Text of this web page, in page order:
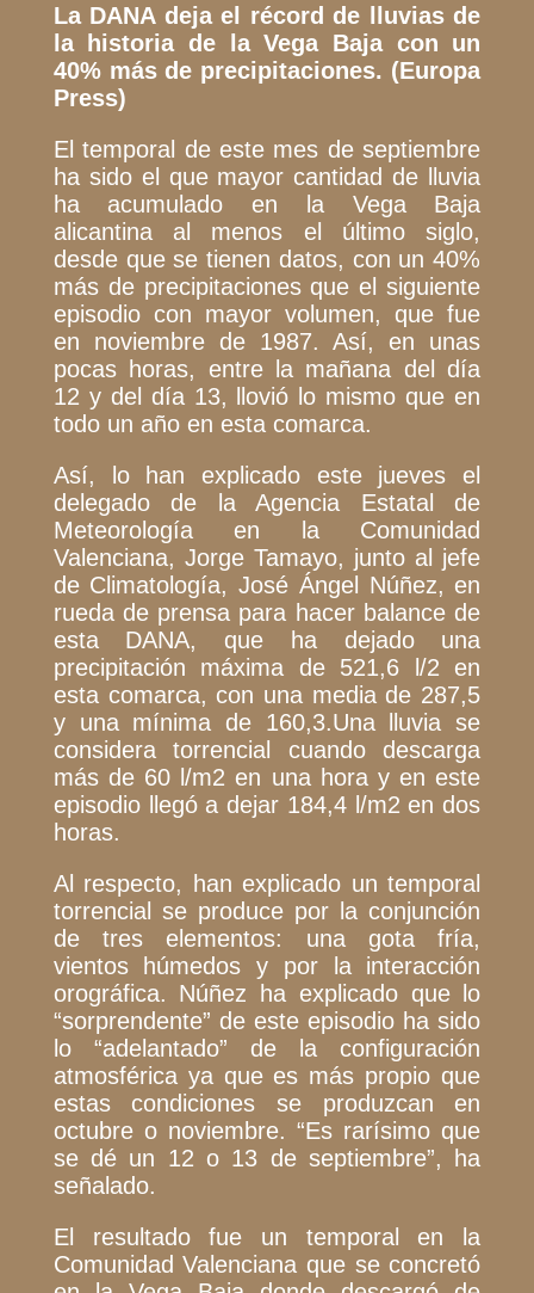
La DANA deja el récord de lluvias de
la historia de la Vega Baja con un
40% más de precipitaciones. (Europa
Press)
El temporal de este mes de septiembre
ha sido el que mayor cantidad de lluvia
ha acumulado en la Vega Baja
alicantina al menos el último siglo,
desde que se tienen datos, con un 40%
más de precipitaciones que el siguiente
episodio con mayor volumen, que fue
en noviembre de 1987. Así, en unas
pocas horas, entre la mañana del día
12 y del día 13, llovió lo mismo que en
todo un año en esta comarca.
Así, lo han explicado este jueves el
delegado de la Agencia Estatal de
Meteorología en la Comunidad
Valenciana, Jorge Tamayo, junto al jefe
de Climatología, José Ángel Núñez, en
rueda de prensa para hacer balance de
esta DANA, que ha dejado una
precipitación máxima de 521,6 l/2 en
esta comarca, con una media de 287,5
y una mínima de 160,3.Una lluvia se
considera torrencial cuando descarga
más de 60 l/m2 en una hora y en este
episodio llegó a dejar 184,4 l/m2 en dos
horas.
Al respecto, han explicado un temporal
torrencial se produce por la conjunción
de tres elementos: una gota fría,
vientos húmedos y por la interacción
orográfica. Núñez ha explicado que lo
“sorprendente” de este episodio ha sido
lo “adelantado” de la configuración
atmosférica ya que es más propio que
estas condiciones se produzcan en
octubre o noviembre.“Es rarísimo que
se dé un 12 o 13 de septiembre”, ha
señalado.
El resultado fue un temporal en la
Comunidad Valenciana que se concretó